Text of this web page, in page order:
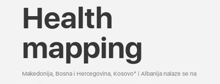
Health
mapping
Makedonija, Bosna i Hercegovina, Kosovo* i Albanija nalaze se na